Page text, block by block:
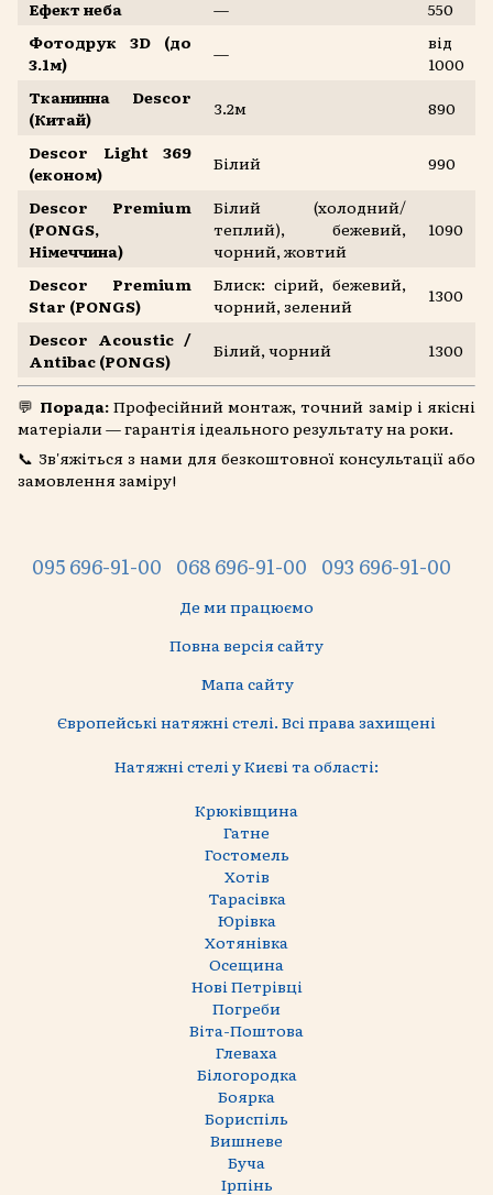
Ефект неба
—
550
Фотодрук 3D (до
3.1м)
—
від
1000
Тканинна Descor
(Китай)
3.2м
890
Descor Light 369
(економ)
Білий
990
Descor Premium
(PONGS,
Німеччина)
Білий (холодний/
теплий), бежевий,
чорний, жовтий
1090
Descor Premium
Star (PONGS)
Блиск: сірий, бежевий,
чорний, зелений
1300
Descor Acoustic /
Antibac (PONGS)
Білий, чорний 1300
💬 Порада:Професійний монтаж, точний замір і якісні
матеріали — гарантія ідеального результату на роки.
📞 Зв'яжіться з нами для безкоштовної консультації або
замовлення заміру!
095 696-91-00 068 696-91-00 093 696-91-00
Де ми працюємо
Повна версія сайту
Мапа сайту
Європейські натяжні стелі. Всі права захищені
Натяжні стелі у Києві та області:
Крюківщина
Гатне
Гостомель
Хотів
Тарасівка
Юрівка
Хотянівка
Осещина
Нові Петрівці
Погреби
Віта-Поштова
Глеваха
Білогородка
Боярка
Бориспіль
Вишневе
Буча
Ірпінь